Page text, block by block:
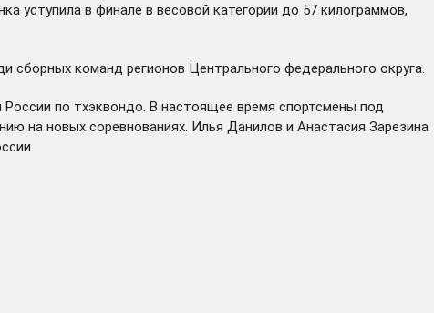
уступила в финале в весовой категории до 57 килограммов,
команд регионов Центрального федерального округа.
по тхэквондо. В настоящее время спортсмены под
на новых соревнованиях. Илья Данилов и Анастасия Зарезина